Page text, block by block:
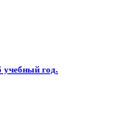
учебный год.